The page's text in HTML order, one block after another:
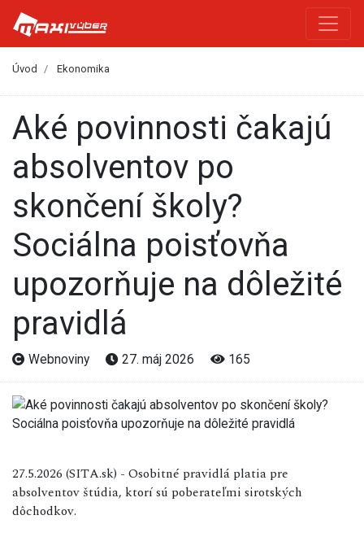
Úvod Ekonomika
Aké povinnosti čakajú
absolventov po
skončení školy?
Sociálna poisťovňa
upozorňuje na dôležité
pravidlá
Webnoviny 27. máj 2026 165
27.5.2026 (SITA.sk) - Osobitné pravidlá platia pre
absolventov štúdia, ktorí sú poberateľmi sirotských
dôchodkov.